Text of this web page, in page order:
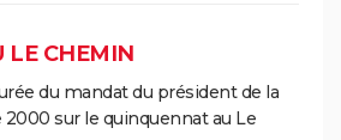
LE CHEMIN
du mandat du président de la
sur le quinquennat au Le